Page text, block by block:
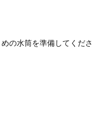
の水筒を準備してくださ